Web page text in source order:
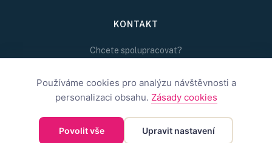
KONTAKT
Chcete spolupracovat?
redakce@inspirativni.cz
Inspirativní.cz — Inspirativní.cz s.r.o.
Používáme cookies pro analýzu návštěvnosti a
personalizaci obsahu. Zásady cookies
Povolit vše Upravit nastavení